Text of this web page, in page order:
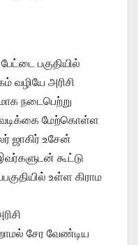
பகுதியில்
வழியே அரிசி
நடைபெற்று
மேற்கொள்ள
ஜாகிர் உசேன்
கூட்டு
உள்ள கிராம
சேர வேண்டிய